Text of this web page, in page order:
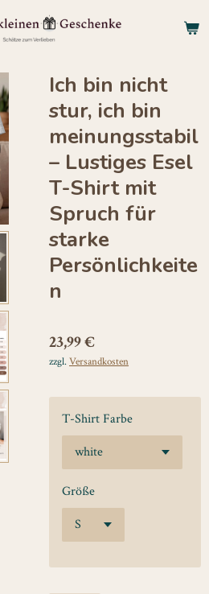
Ich bin nicht
stur, ich bin
meinungsstabil
– Lustiges Esel
T-Shirt mit
Spruch für
starke
Persönlichkeite
n
23,99 €
zzgl.Versandkosten
T-Shirt Farbe
Größe